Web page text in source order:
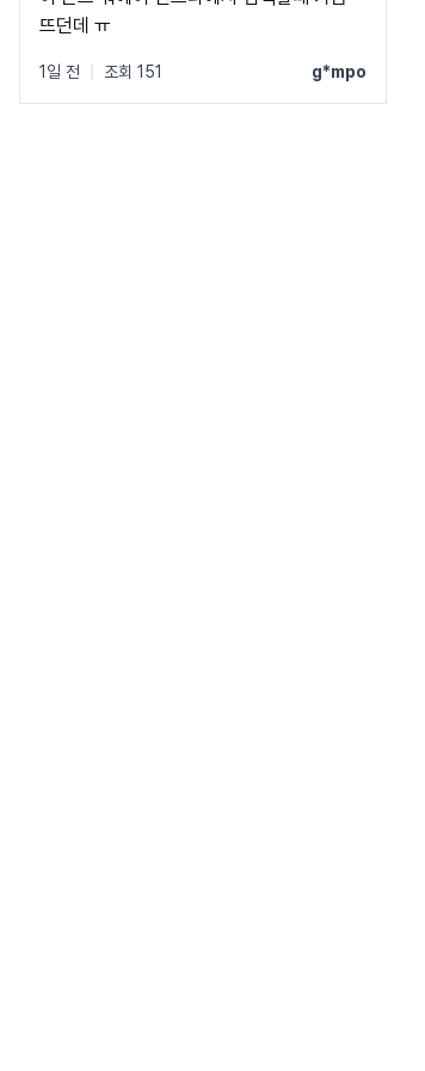
뜨던데 ㅠ
1일 전 조회 151 g*mpo